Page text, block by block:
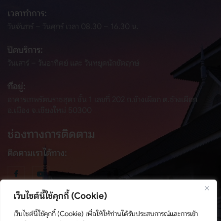
เว็บไซต์นี้ใช้คุกกี้ (Cookie)
เว็บไซต์นี้ใช้คุกกี้ (Cookie) เพื่อให้ให้ท่านได้รับประสบการณ์และการเข้า
เวลาทำการ:
วันจันทร์ – วันศุกร์ เวลา 08.30 – 16.30 น.
ปิดบริการ:
ที่อยู่:
อาคารเทพรัตนราชสุดา ชั้น 1 เลขที่ 202 ถ.ช้างเผือก ต.ช้างเผือก
ช่องทางการติดตาม
ติดตามเราได้ทาง: